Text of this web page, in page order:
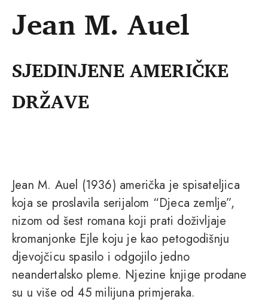
Jean M. Auel
SJEDINJENE AMERIČKE
DRŽAVE
Jean M. Auel (1936) američka je spisateljica
koja se proslavila serijalom “Djeca zemlje”,
nizom od šest romana koji prati doživljaje
kromanjonke Ejle koju je kao petogodišnju
djevojčicu spasilo i odgojilo jedno
neandertalsko pleme. Njezine knjige prodane
su u više od 45 milijuna primjeraka.